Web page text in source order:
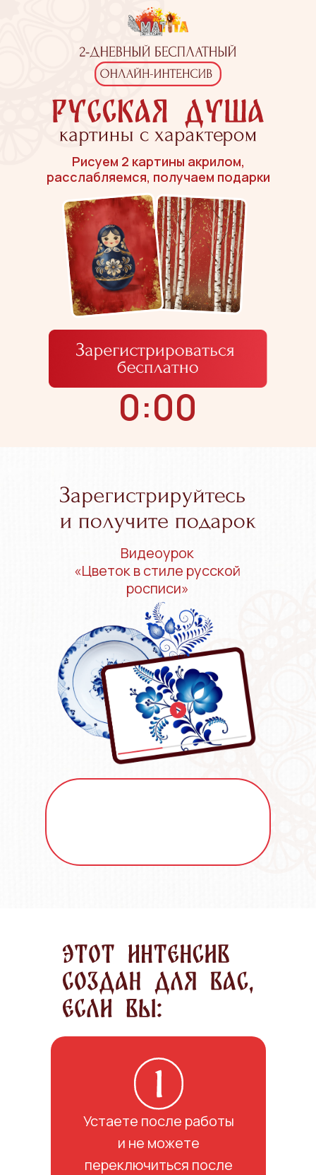
Рисуем 2 картины акрилом,
расслабляемся, получаем подарки
0:00
Видеоурок
«Цветок в стиле русской
росписи»
Устаете после работы
и не можете
переключиться после